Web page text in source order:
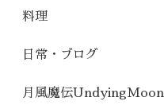
料理
日常・ブログ
月風魔伝UndyingMoon